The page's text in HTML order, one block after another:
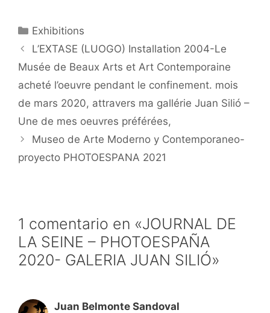
Categorías
Exhibitions
L’EXTASE (LUOGO) Installation 2004-Le
Musée de Beaux Arts et Art Contemporaine
acheté l’oeuvre pendant le confinement. mois
de mars 2020, attravers ma gallérie Juan Silió –
Une de mes oeuvres préférées,
Museo de Arte Moderno y Contemporaneo-
proyecto PHOTOESPANA 2021
1 comentario en «JOURNAL DE
LA SEINE – PHOTOESPAÑA
2020- GALERIA JUAN SILIÓ»
Juan Belmonte Sandoval